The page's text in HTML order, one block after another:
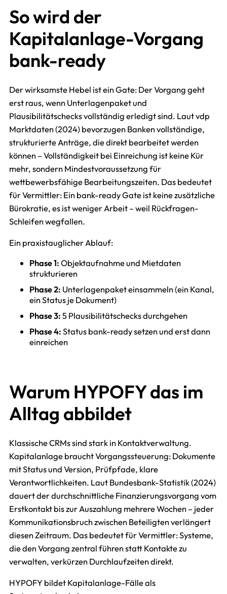
So wird der
Kapitalanlage-Vorgang
bank-ready
Der wirksamste Hebel ist ein Gate: Der Vorgang geht
erst raus, wenn Unterlagenpaket und
Plausibilitätschecks vollständig erledigt sind. Laut vdp
Marktdaten (2024) bevorzugen Banken vollständige,
strukturierte Anträge, die direkt bearbeitet werden
können – Vollständigkeit bei Einreichung ist keine Kür
mehr, sondern Mindestvoraussetzung für
wettbewerbsfähige Bearbeitungszeiten. Das bedeutet
für Vermittler: Ein bank-ready Gate ist keine zusätzliche
Bürokratie, es ist weniger Arbeit – weil Rückfragen-
Schleifen wegfallen.
Ein praxistauglicher Ablauf:
Phase 1:Objektaufnahme und Mietdaten
strukturieren
Phase 2: Unterlagenpaket einsammeln (ein Kanal,
ein Status je Dokument)
Phase 3:5 Plausibilitätschecks durchgehen
Phase 4:Status bank-ready setzen und erst dann
einreichen
Warum HYPOFY das im
Alltag abbildet
Klassische CRMs sind stark in Kontaktverwaltung.
Kapitalanlage braucht Vorgangssteuerung: Dokumente
mit Status und Version, Prüfpfade, klare
Verantwortlichkeiten. Laut Bundesbank-Statistik (2024)
dauert der durchschnittliche Finanzierungsvorgang vom
Erstkontakt bis zur Auszahlung mehrere Wochen – jeder
Kommunikationsbruch zwischen Beteiligten verlängert
diesen Zeitraum. Das bedeutet für Vermittler: Systeme,
die den Vorgang zentral führen statt Kontakte zu
verwalten, verkürzen Durchlaufzeiten direkt.
HYPOFY bildet Kapitalanlage-Fälle als